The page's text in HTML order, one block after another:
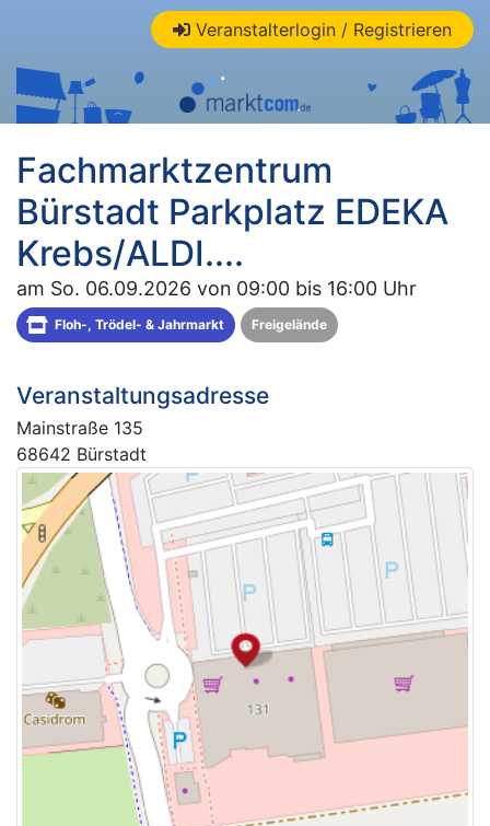
Veranstalterlogin / Registrieren
Fachmarktzentrum
Bürstadt Parkplatz EDEKA
Krebs/ALDI....
am So. 06.09.2026 von 09:00 bis 16:00 Uhr
Floh-, Trödel- & Jahrmarkt Freigelände
Veranstaltungsadresse
Mainstraße 135
68642 Bürstadt